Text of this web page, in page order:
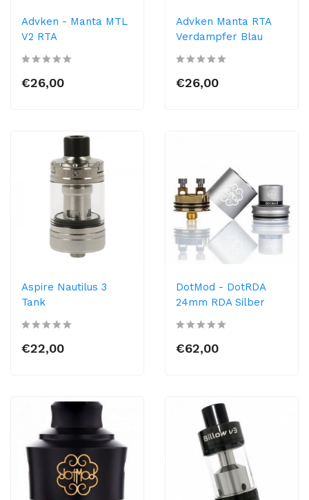
Advken - Manta MTL
V2 RTA
€26,00
Advken Manta RTA
Verdampfer Blau
€26,00
Aspire Nautilus 3
Tank
€22,00
DotMod - DotRDA
24mm RDA Silber
€62,00